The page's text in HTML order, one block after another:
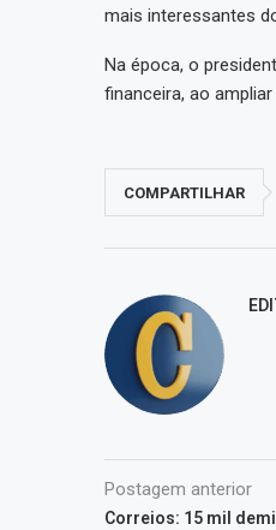
mais interessantes
Na época, o
financeira, ao
COMPARTILHAR
Postagem anterior
Correios: 15 mil